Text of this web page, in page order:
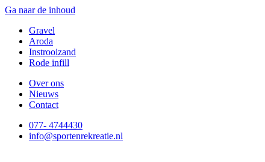
Ga naar de inhoud
Gravel
Aroda
Instrooizand
Rode infill
Over ons
Nieuws
Contact
077- 4744430
info@sportenrekreatie.nl